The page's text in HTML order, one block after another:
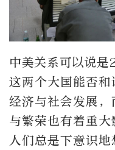
中美关系可以说是
这两个大国能否
经济与社会发展
与繁荣也有着重大
人们总是下意识